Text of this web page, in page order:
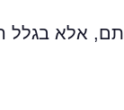
אלא בגלל